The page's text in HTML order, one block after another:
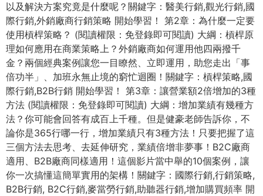
以及解決方案究竟是什麼呢？關鍵字：醫美行銷,觀光行銷,國
際行銷,外銷廠商行銷策略 開始學習！ 第2章：為什麼一定要
使用槓桿策略？ (閱讀權限：免登錄即可閱讀) 大綱：槓桿原
理如何應用在商業策略上？外銷廠商如何運用他四兩撥千
金？兩個經典案例讓您一目瞭然、立即運用，助您走出「事
倍功半」、加班永無止境的窮忙迴圈！關鍵字：槓桿策略,國
際行銷,B2B行銷 開始學習！ 第3章：讓營業額2倍增加的3種
方法 (閱讀權限：免登錄即可閱讀) 大綱：增加業績有幾種方
法？你可能會回答有成百上千種。但是健豪老師告訴你，不
論你是365行哪一行，增加業績只有3種方法！只要把握了這
三個方法去思考、去延伸研究，業績倍增非夢事！B2C廠商
適用、B2B廠商同樣適用！這個影片當中舉的10個案例，讓
你一次搞懂這簡單實用的架構！關鍵字：國際行銷,行銷策略,
B2B行銷, B2C行銷,麥當勞行銷,助聽器行銷,增加購買頻率 開